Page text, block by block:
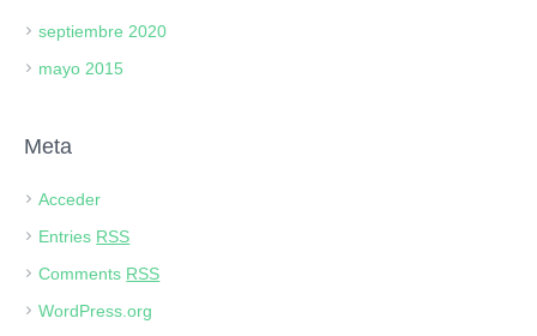
septiembre 2020
mayo 2015
Meta
Acceder
Entries RSS
Comments RSS
WordPress.org